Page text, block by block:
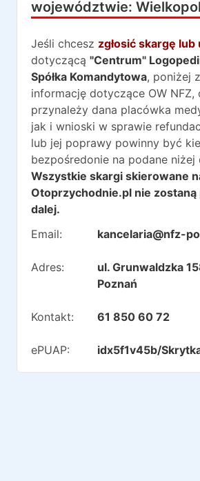
województwie:
Jeśli chcesz zgłosić skargę lub
dotyczącą "Centrum"
Spółka Komandytowa, poniżej
informację dotyczące OW
przynależy dana placówka
jak i wnioski w sprawie
lub jej poprawy powinny być
bezpośredonie na podane niżej
Wszystkie skargi skierowane
Otoprzychodnie.pl nie zostaną
dalej.
Email:
kancelaria@nfz-
Adres:
ul. Grunwaldzka
Poznań
Kontakt: 61 850 60 72
ePUAP: idx5f1v45b/